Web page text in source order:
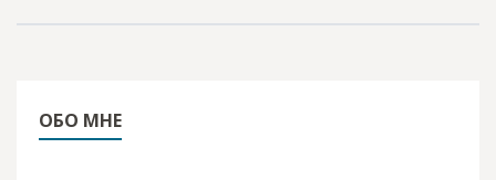
ОБО МНЕ